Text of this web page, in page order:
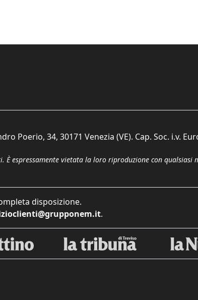
Poerio, 34, 30171 Venezia (VE). Cap. Soc. i.v.
espressamente vietata la loro riproduzione con qualsiasi
disposizione.
.